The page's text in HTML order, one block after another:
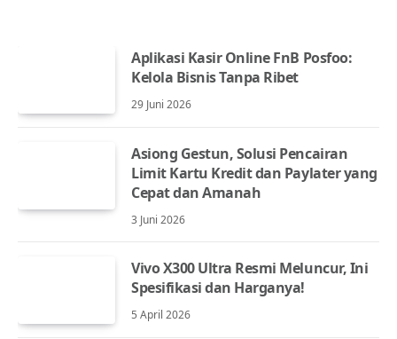
Aplikasi Kasir Online FnB Posfoo:
Kelola Bisnis Tanpa Ribet
29 Juni 2026
Asiong Gestun, Solusi Pencairan
Limit Kartu Kredit dan Paylater yang
Cepat dan Amanah
3 Juni 2026
Vivo X300 Ultra Resmi Meluncur, Ini
Spesifikasi dan Harganya!
5 April 2026